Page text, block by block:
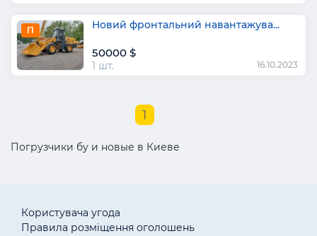
П Новий фронтальний навантажува...
50000 $
1 шт. 16.10.2023
1
Погрузчики бу и новые в Киеве
Користувача угода
Правила розміщення оголошень